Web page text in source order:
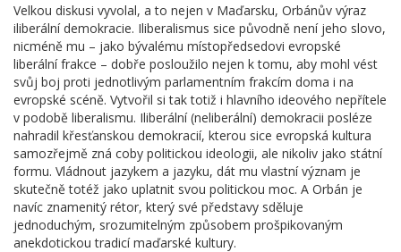
Velkou diskusi vyvolal, a to nejen v Maďarsku, Orbánův výraz
iliberální demokracie. Iliberalismus sice původně není jeho slovo,
nicméně mu – jako bývalému místopředsedovi evropské
liberální frakce – dobře posloužilo nejen k tomu, aby mohl vést
svůj boj proti jednotlivým parlamentním frakcím doma i na
evropské scéně. Vytvořil si tak totiž i hlavního ideového nepřítele
v podobě liberalismu. Iliberální (neliberální) demokracii posléze
nahradil křesťanskou demokracií, kterou sice evropská kultura
samozřejmě zná coby politickou ideologii, ale nikoliv jako státní
formu. Vládnout jazykem a jazyku, dát mu vlastní význam je
skutečně totéž jako uplatnit svou politickou moc. A Orbán je
navíc znamenitý rétor, který své představy sděluje
jednoduchým, srozumitelným způsobem prošpikovaným
anekdotickou tradicí maďarské kultury.